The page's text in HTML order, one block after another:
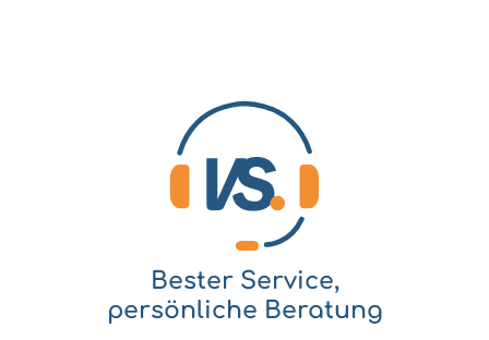
Bester Service,
persönliche Beratung